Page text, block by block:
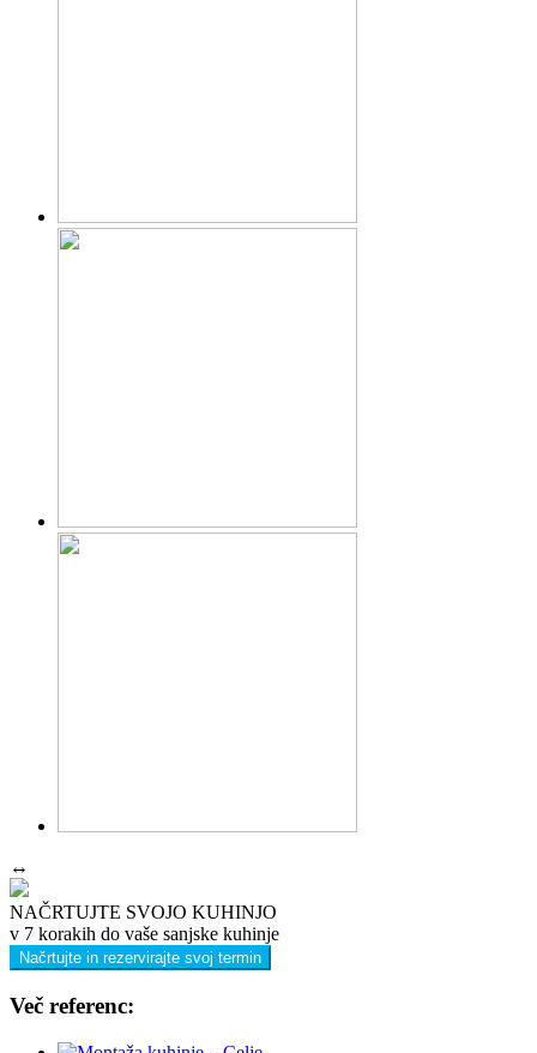
↔
NAČRTUJTE SVOJO KUHINJO
v 7 korakih do vaše sanjske kuhinje
Načrtujte in rezervirajte svoj termin
Več referenc: